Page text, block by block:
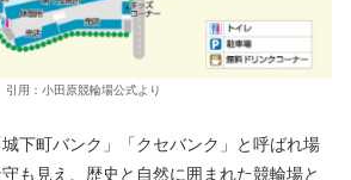
引用：小田原競輪場公式より
下町バンク」「クセバンク」と呼ばれ場
も見え、歴史と自然に囲まれた競輪場と